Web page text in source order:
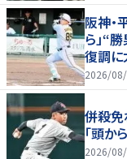
阪神・
ら」“
復調に
2026/
併殺
「頭か
2026/